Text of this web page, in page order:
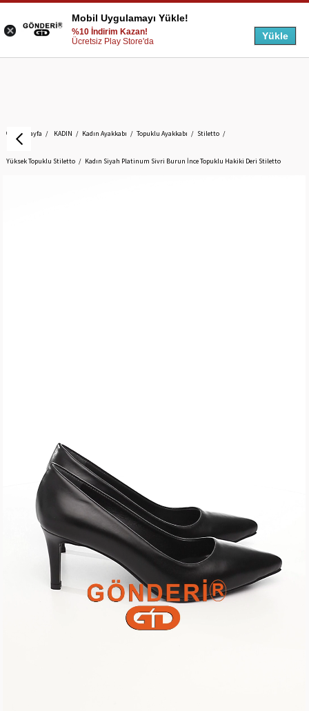
Anasayfa KADIN Kadın Ayakkabı Topuklu Ayakkabı Stiletto
Yüksek Topuklu Stiletto Kadın Siyah Platinum Sivri Burun İnce Topuklu Hakiki Deri Stiletto
Mobil Uygulamayı Yükle!
%10 İndirim Kazan!
Ücretsiz Play Store'da
Yükle